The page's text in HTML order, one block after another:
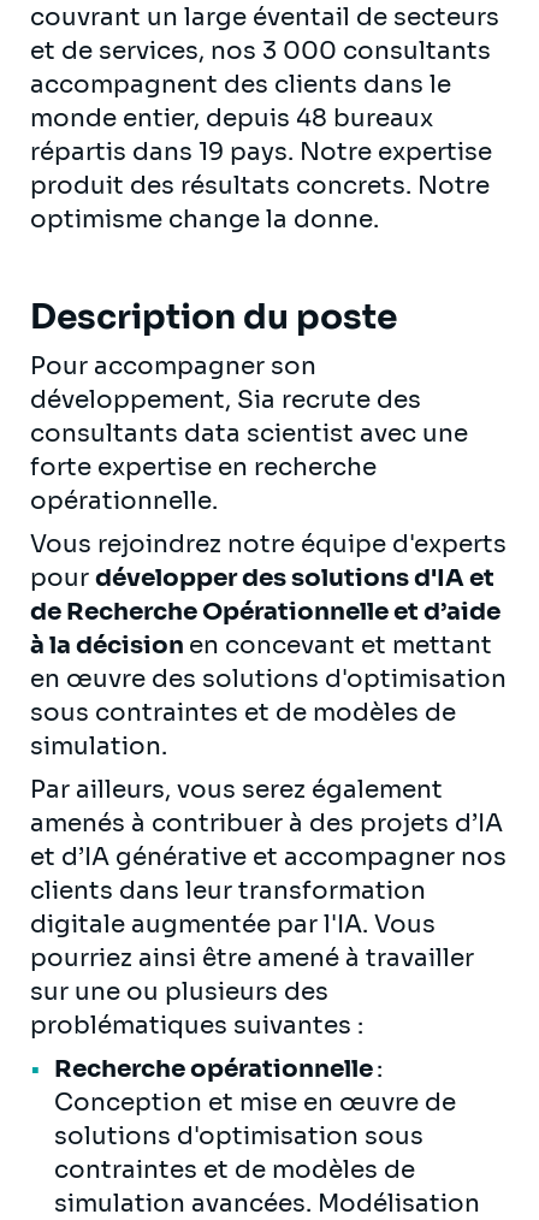
couvrant un large éventail de secteurs
et de services, nos 3 000 consultants
accompagnent des clients dans le
monde entier, depuis 48 bureaux
répartis dans 19 pays. Notre expertise
produit des résultats concrets. Notre
optimisme change la donne.
Description du poste
Pour accompagner son
développement, Sia recrute des
consultants data scientist avec une
forte expertise en recherche
opérationnelle.
Vous rejoindrez notre équipe d'experts
pour développer des solutions d'IA et
de Recherche Opérationnelle et d’aide
à la décision en concevant et mettant
en œuvre des solutions d'optimisation
sous contraintes et de modèles de
simulation.
Par ailleurs, vous serez également
amenés à contribuer à des projets d’IA
et d’IA générative et accompagner nos
clients dans leur transformation
digitale augmentée par l'IA. Vous
pourriez ainsi être amené à travailler
sur une ou plusieurs des
problématiques suivantes :
Recherche opérationnelle:
Conception et mise en œuvre de
solutions d'optimisation sous
contraintes et de modèles de
simulation avancées. Modélisation